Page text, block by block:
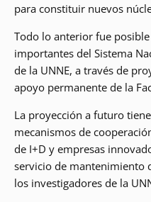
para constituir nuevos
Todo lo anterior fue
importantes del Sistema
de la UNNE, a través de
apoyo permanente de la
La proyección a futuro
mecanismos de
de I+D y empresas
servicio de mantenimiento
los investigadores de la